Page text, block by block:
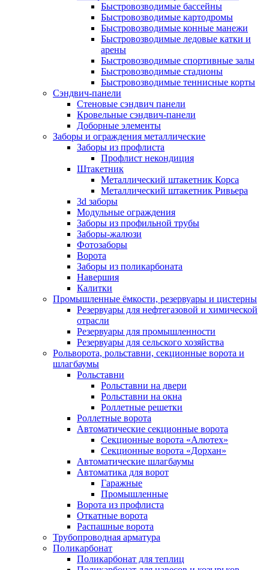
Быстровозводимые бассейны
Быстровозводимые картодромы
Быстровозводимые конные манежи
Быстровозводимые ледовые катки и
арены
Быстровозводимые спортивные залы
Быстровозводимые стадионы
Быстровозводимые теннисные корты
Сэндвич-панели
Стеновые сэндвич панели
Кровельные сэндвич-панели
Доборные элементы
Заборы и ограждения металлические
Заборы из профлиста
Профлист некондиция
Штакетник
Металлический штакетник Корса
Металлический штакетник Ривьера
3d заборы
Модульные ограждения
Заборы из профильной трубы
Заборы-жалюзи
Фотозаборы
Ворота
Заборы из поликарбоната
Навершия
Калитки
Промышленные ёмкости, резервуары и цистерны
Резервуары для нефтегазовой и химической
отрасли
Резервуары для промышленности
Резервуары для сельского хозяйства
Рольворота, рольставни, секционные ворота и
шлагбаумы
Рольставни
Рольставни на двери
Рольставни на окна
Роллетные решетки
Роллетные ворота
Автоматические секционные ворота
Секционные ворота «Алютех»
Секционные ворота «Дорхан»
Автоматические шлагбаумы
Автоматика для ворот
Гаражные
Промышленные
Ворота из профлиста
Откатные ворота
Распашные ворота
Трубопроводная арматура
Поликарбонат
Поликарбонат для теплиц